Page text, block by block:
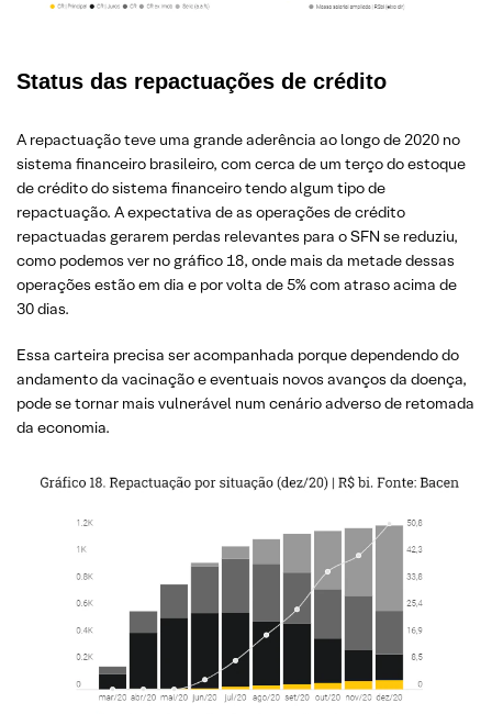
Status das repactuações de crédito
A repactuação teve uma grande aderência ao longo de 2020 no
sistema financeiro brasileiro, com cerca de um terço do estoque
de crédito do sistema financeiro tendo algum tipo de
repactuação. A expectativa de as operações de crédito
repactuadas gerarem perdas relevantes para o SFN se reduziu,
como podemos ver no gráfico 18, onde mais da metade dessas
operações estão em dia e por volta de 5% com atraso acima de
30 dias.
Essa carteira precisa ser acompanhada porque dependendo do
andamento da vacinação e eventuais novos avanços da doença,
pode se tornar mais vulnerável num cenário adverso de retomada
da economia.